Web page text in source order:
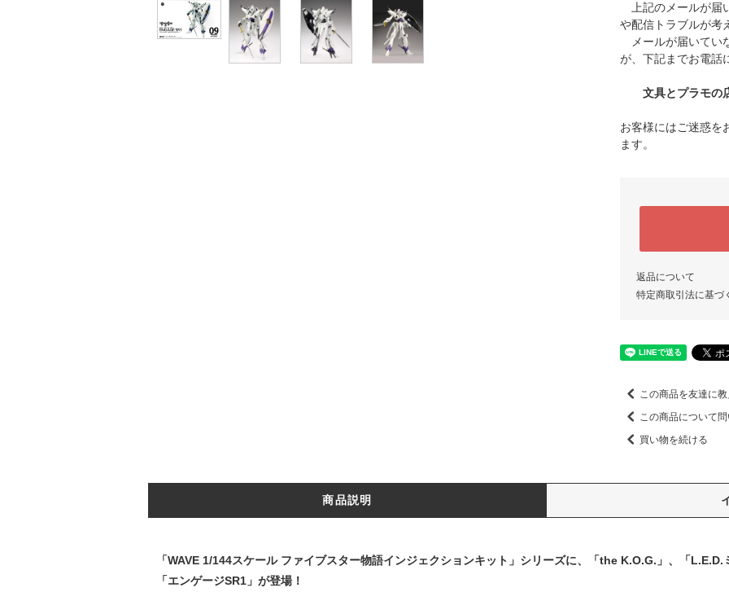
上記のメールが届
や配信トラブルが考
メールが届いてい
が、下記までお電話
文具とプラモ
お客様にはご迷惑を
ます。
返品について
特定商取引法に基づ
この商品を友達に教
この商品について
買い物を続ける
商品説明
「WAVE 1/144スケール ファイブスター物語インジェクションキット」シリーズに、「the K.O.G.」、「
「エンゲージSR1」が登場！